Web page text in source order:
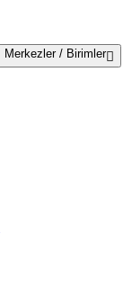
Merkezler / Birimler